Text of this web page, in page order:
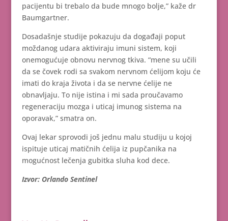
pacijentu bi trebalo da bude mnogo bolje,” kaže dr
Baumgartner.
Dosadašnje studije pokazuju da događaji poput
moždanog udara aktiviraju imuni sistem, koji
onemogućuje obnovu nervnog tkiva. “mene su učili
da se čovek rodi sa svakom nervnom ćelijom koju će
imati do kraja života i da se nervne ćelije ne
obnavljaju. To nije istina i mi sada proučavamo
regeneraciju mozga i uticaj imunog sistema na
oporavak,” smatra on.
Ovaj lekar sprovodi još jednu malu studiju u kojoj
ispituje uticaj matičnih ćelija iz pupčanika na
mogućnost lečenja gubitka sluha kod dece.
Izvor: Orlando Sentinel